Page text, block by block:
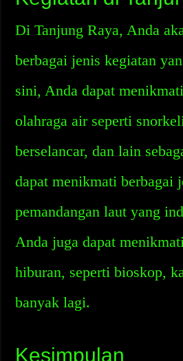
Di Tanjung Raya, Anda
berbagai jenis kegiatan
sini, Anda dapat
olahraga air seperti
berselancar, dan lain
dapat menikmati berbagai
pemandangan laut yang
Anda juga dapat
hiburan, seperti bioskop,
banyak lagi.
Kesimpulan